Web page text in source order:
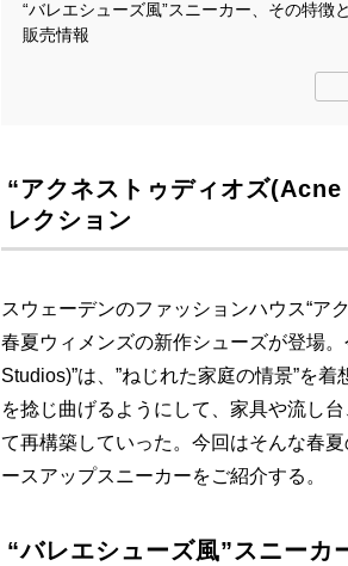
“バレエシューズ風”スニーカー、その特徴
販売情報
“アクネストゥディオズ
レクション
スウェーデンのファッションハウス“ア
春夏ウィメンズの新作シューズが登場
Studios)”は、”ねじれた家庭の情景”を
を捻じ曲げるようにして、家具や流し
て再構築していった。今回はそんな春
ースアップスニーカーをご紹介する。
“バレエシューズ風”スニーカ